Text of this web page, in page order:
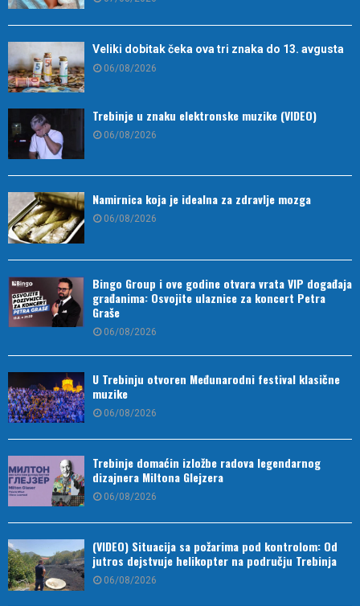
Veliki dobitak čeka ova tri znaka do 13. avgusta
06/08/2026
Trebinje u znaku elektronske muzike (VIDEO)
06/08/2026
Namirnica koja je idealna za zdravlje mozga
06/08/2026
Bingo Group i ove godine otvara vrata VIP događaja
građanima: Osvojite ulaznice za koncert Petra
Graše
06/08/2026
U Trebinju otvoren Međunarodni festival klasične
muzike
06/08/2026
Trebinje domaćin izložbe radova legendarnog
dizajnera Miltona Glejzera
06/08/2026
(VIDEO) Situacija sa požarima pod kontrolom: Od
jutros dejstvuje helikopter na području Trebinja
06/08/2026